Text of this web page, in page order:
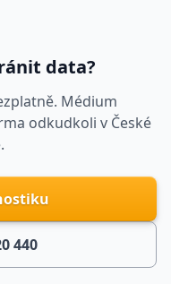
data?
Médium
odkudkoli v České
440